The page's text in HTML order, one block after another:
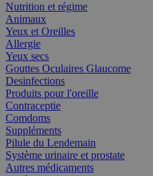
Nutrition et régime
Animaux
Yeux et Oreilles
Allergie
Yeux secs
Gouttes Oculaires Glaucome
Desinfections
Produits pour l'oreille
Contraceptie
Comdoms
Suppléments
Pilule du Lendemain
Système urinaire et prostate
Autres médicaments